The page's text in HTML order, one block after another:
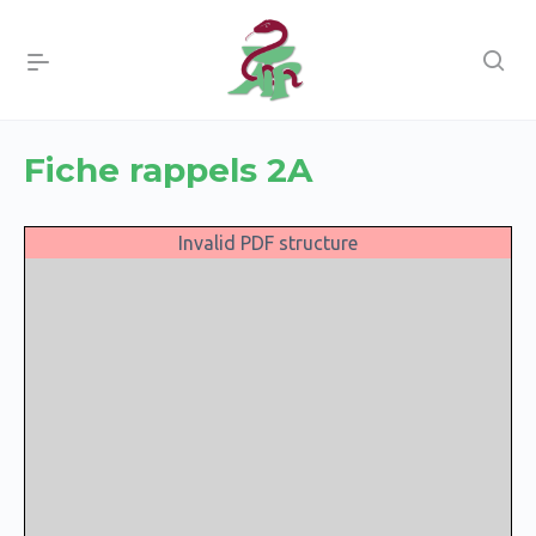
Fiche rappels 2A
Invalid PDF structure